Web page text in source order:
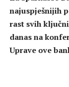
najuspješnijih
rast svih
danas na
Uprave ove